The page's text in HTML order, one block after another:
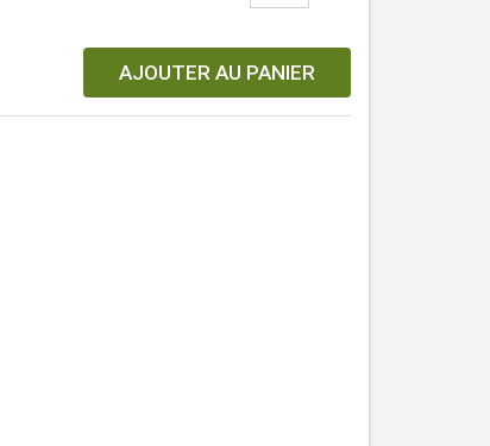
AJOUTER AU PANIER